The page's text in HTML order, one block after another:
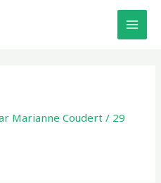
Marianne Coudert/ 29